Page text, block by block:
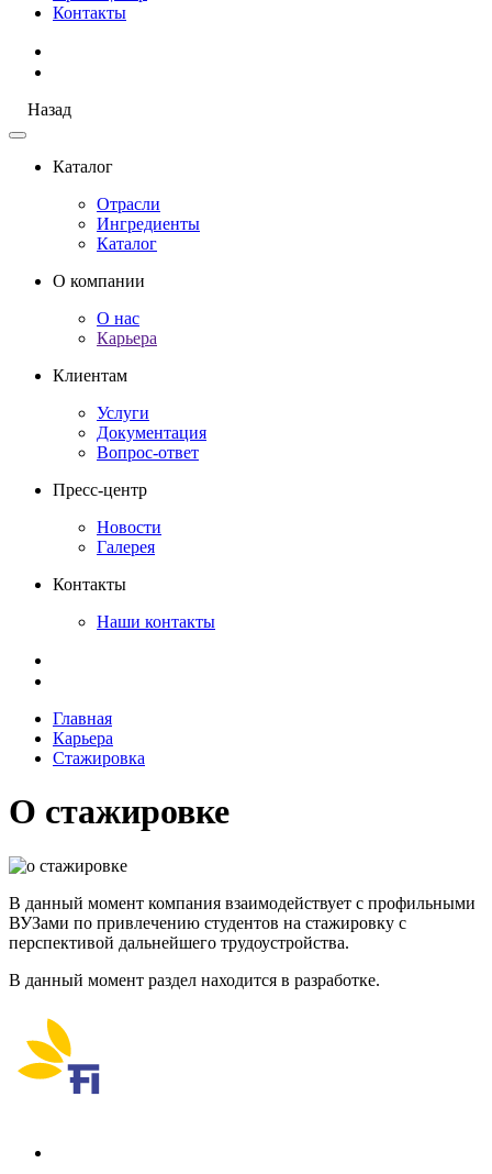
Контакты
Назад
Каталог
Отрасли
Ингредиенты
Каталог
О компании
О нас
Карьера
Клиентам
Услуги
Документация
Вопрос-ответ
Пресс-центр
Новости
Галерея
Контакты
Наши контакты
Главная
Карьера
Стажировка
О стажировке
В данный момент компания взаимодействует с профильными
ВУЗами по привлечению студентов на стажировку с
перспективой дальнейшего трудоустройства.
В данный момент раздел находится в разработке.